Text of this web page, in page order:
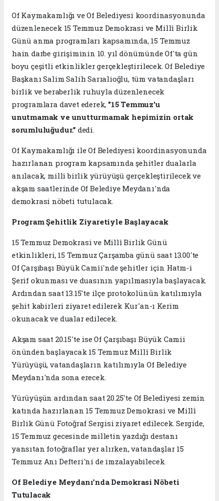
Of Kaymakamlığı ve Of Belediyesi koordinasyonunda
düzenlenecek 15 Temmuz Demokrasi ve Millî Birlik
Günü anma programları kapsamında, 15 Temmuz
hain darbe girişiminin 10. yıl dönümünde Of'ta gün
boyu çeşitli etkinlikler gerçekleştirilecek. Of Belediye
Başkanı Salim Salih Sarıalioğlu, tüm vatandaşları
birlik ve beraberlik ruhuyla düzenlenecek
programlara davet ederek, "15 Temmuz'u
unutmamak ve unutturmamak hepimizin ortak
sorumluluğudur." dedi.
Of Kaymakamlığı ile Of Belediyesi koordinasyonunda
hazırlanan program kapsamında şehitler dualarla
anılacak, milli birlik yürüyüşü gerçekleştirilecek ve
akşam saatlerinde Of Belediye Meydanı'nda
demokrasi nöbeti tutulacak.
Program Şehitlik Ziyaretiyle Başlayacak
15 Temmuz Demokrasi ve Millî Birlik Günü
etkinlikleri, 15 Temmuz Çarşamba günü saat 13.00'te
Of Çarşıbaşı Büyük Camii'nde şehitler için Hatm-i
Şerif okunması ve duasının yapılmasıyla başlayacak.
Ardından saat 13.15'te ilçe protokolünün katılımıyla
şehit kabirleri ziyaret edilerek Kur'an-ı Kerim
okunacak ve dualar edilecek.
Akşam saat 20.15'te ise Of Çarşıbaşı Büyük Camii
önünden başlayacak 15 Temmuz Millî Birlik
Yürüyüşü, vatandaşların katılımıyla Of Belediye
Meydanı'nda sona erecek.
Yürüyüşün ardından saat 20.25'te Of Belediyesi zemin
katında hazırlanan 15 Temmuz Demokrasi ve Millî
Birlik Günü Fotoğraf Sergisi ziyaret edilecek. Sergide,
15 Temmuz gecesinde milletin yazdığı destanı
yansıtan fotoğraflar yer alırken, vatandaşlar 15
Temmuz Anı Defteri'ni de imzalayabilecek.
Of Belediye Meydanı'nda Demokrasi Nöbeti
Tutulacak